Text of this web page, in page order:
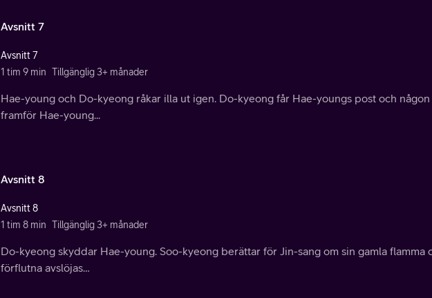
Avsnitt 7
Avsnitt 7
1 tim 9 min Tillgänglig 3+ månader
Hae-young och Do-kyeong råkar illa ut igen. Do-kyeong får Hae-youngs post och
framför Hae-young...
Avsnitt 8
Avsnitt 8
1 tim 8 min Tillgänglig 3+ månader
Do-kyeong skyddar Hae-young. Soo-kyeong berättar för Jin-sang om sin gamla flamma
förflutna avslöjas…